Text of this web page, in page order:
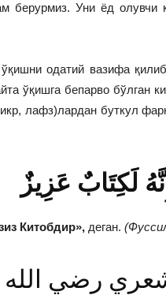
берурмиз. Уни ёд
одатий вазифа
ўқишга бепарво бўлган
лафз)лардан буткул
لَكِتَابٌ عَزِيزٌ
Китобдир»,деган.